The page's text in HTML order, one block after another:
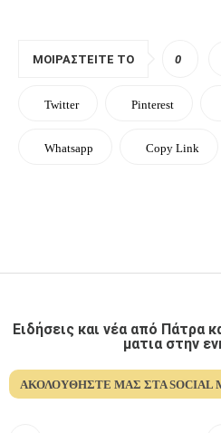
ΜΟΙΡΑΣΤΕΊΤΕ ΤΟ 0
Twitter Pinterest
Whatsapp Copy Link
Ειδήσεις και νέα από Πάτρα
ματια στην
ΑΚΟΛΟΥΘΉΣΤΕ ΜΑΣ ΣΤΑ SOCIAL